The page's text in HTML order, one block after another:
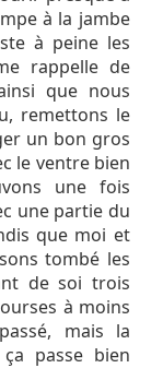
à la jambe
à peine les
rappelle de
que nous
remettons le
un bon gros
le ventre bien
une fois
une partie du
que moi et
tombé les
de soi trois
à moins
mais la
passe bien